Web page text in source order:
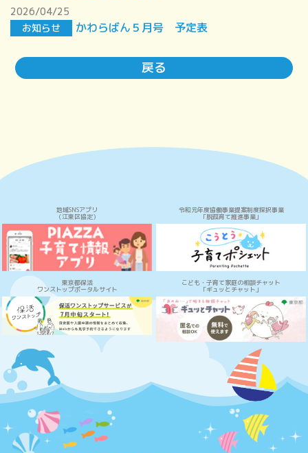
2026/04/25
お知らせ
かわらばん５月号 予定表
戻る
地域SNSアプリ
（江東区協定）
令和元年度協働事業提案制度採択事業
「脱孤育て推進事業」
東京都保活
ワンストップポータルサイト
こども・子育て家庭の相談チャット
「ギュッとチャット」